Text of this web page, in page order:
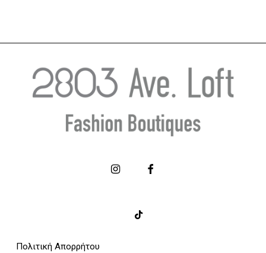
Πολιτική Απορρήτου